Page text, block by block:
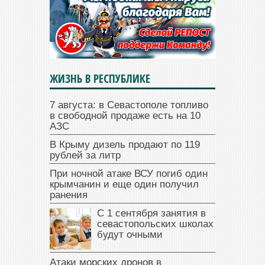
ЖИЗНЬ В РЕСПУБЛИКЕ
7 августа: в Севастополе топливо
в свободной продаже есть на 10
АЗС
В Крыму дизель продают по 119
рублей за литр
При ночной атаке ВСУ погиб один
крымчанин и еще один получил
ранения
С 1 сентября занятия в
севастопольских школах
будут очными
Атаки морских дронов в